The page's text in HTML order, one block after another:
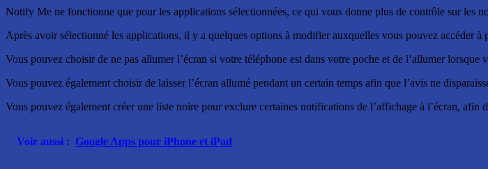
Notify Me ne fonctionne que pour les applications sélectionnées, ce qui vous donne plus de contrôle sur les
Après avoir sélectionné les applications, il y a quelques options à modifier auxquelles vous pouvez accéder à
Vous pouvez choisir de ne pas allumer l’écran si votre téléphone est dans votre poche et de l’allumer lorsque
Vous pouvez également choisir de laisser l’écran allumé pendant un certain temps afin que l’avis ne
Vous pouvez également créer une liste noire pour exclure certaines notifications de l’affichage à l’écran,
Voir aussi : Google Apps pour iPhone et iPad